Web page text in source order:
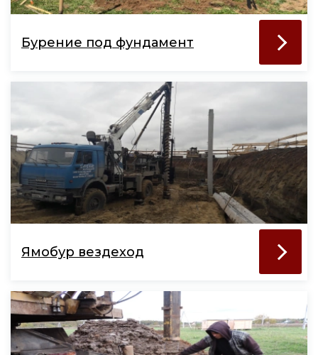
Бурение под фундамент
Ямобур вездеход